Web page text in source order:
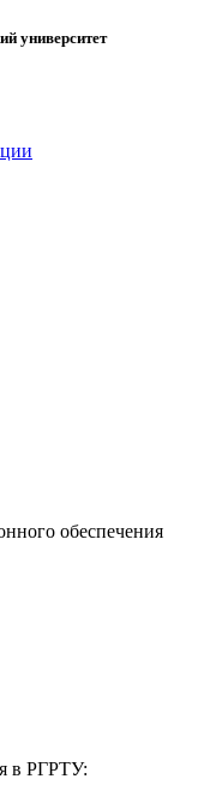
университет
обеспечения
в РГРТУ: